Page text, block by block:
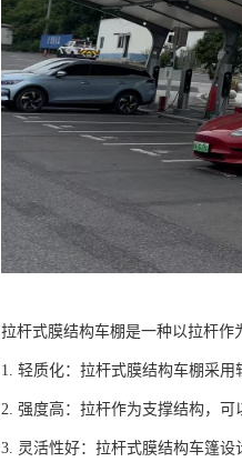
拉杆式膜结构车棚是一种以拉杆作
1. 轻质化：拉杆式膜结构车棚采用
2. 强度高：拉杆作为支撑结构，
3. 灵活性好：拉杆式膜结构车篷设